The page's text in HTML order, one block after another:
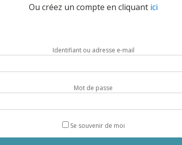
Points forts : usure
Coloris selon stock
Livraison sous 5 à 7
quantité
ASSUREURS
Ou créez un compte en cliquant ici
Identifiant ou adresse e-mail
Mot de passe
Se souvenir de moi